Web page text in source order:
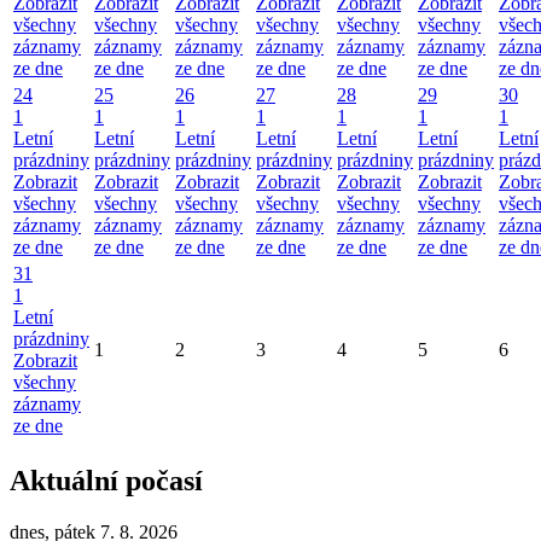
všechny
záznamy
ze dne
všechny
záznamy
ze dne
všechny
záznamy
ze dne
všechny
záznamy
ze dne
všechny
záznamy
ze dne
všechny
záznamy
ze dne
ze
24
1
Letní
prázdniny
Zobrazit
všechny
záznamy
ze dne
25
1
Letní
prázdniny
Zobrazit
všechny
záznamy
ze dne
26
1
Letní
prázdniny
Zobrazit
všechny
záznamy
ze dne
27
1
Letní
prázdniny
Zobrazit
všechny
záznamy
ze dne
28
1
Letní
prázdniny
Zobrazit
všechny
záznamy
ze dne
29
1
Letní
prázdniny
Zobrazit
všechny
záznamy
ze dne
30
1
Letní
ze
31
1
Letní
prázdniny
Zobrazit
všechny
záznamy
ze dne
1 2 3 4 5 6
Aktuální počasí
dnes, pátek 7. 8. 2026